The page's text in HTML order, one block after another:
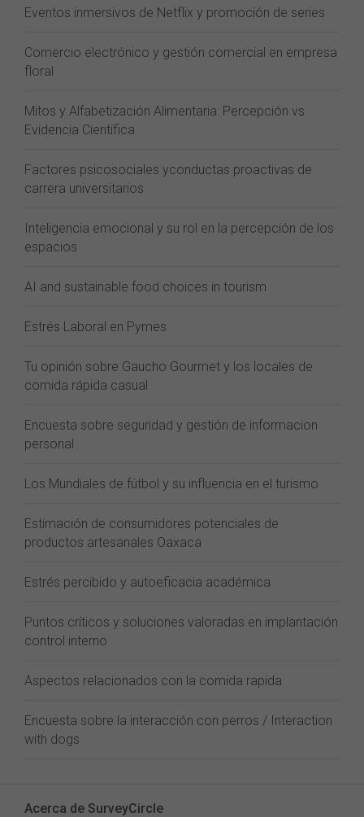
Eventos inmersivos de Netflix y promoción de series
Comercio electrónico y gestión comercial en empresa
floral
Mitos y Alfabetización Alimentaria: Percepción vs
Evidencia Científica
Factores psicosociales yconductas proactivas de
carrera universitarios
Inteligencia emocional y su rol en la percepción de los
espacios
AI and sustainable food choices in tourism
Estrés Laboral en Pymes
Tu opinión sobre Gaucho Gourmet y los locales de
comida rápida casual
Encuesta sobre seguridad y gestión de informacion
personal
Los Mundiales de fútbol y su influencia en el turismo
Estimación de consumidores potenciales de
productos artesanales Oaxaca
Estrés percibido y autoeficacia académica
Puntos críticos y soluciones valoradas en implantación
control interno
Aspectos relacionados con la comida rapida
Encuesta sobre la interacción con perros / Interaction
with dogs
Acerca de SurveyCircle